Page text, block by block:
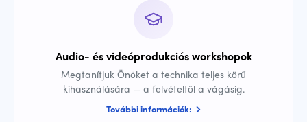
Audio- és videóprodukciós workshopok
Megtanítjuk Önöket a technika teljes körű
kihasználására — a felvételtől a vágásig.
További információk: